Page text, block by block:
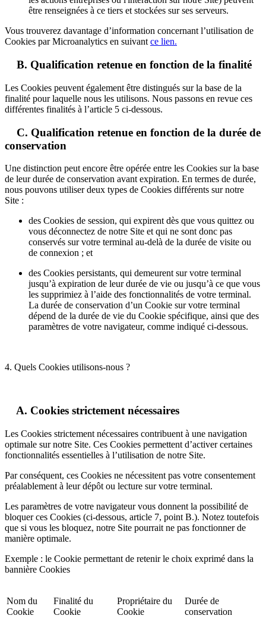
être renseignées à ce tiers et stockées sur ses serveurs.
Vous trouverez davantage d’information concernant l’utilisation de
Cookies par Microanalytics en suivantce lien.
B. Qualification retenue en fonction de la finalité
Les Cookies peuvent également être distingués sur la base de la
finalité pour laquelle nous les utilisons. Nous passons en revue ces
différentes finalités à l’article 5 ci-dessous.
C. Qualification retenue en fonction de la durée de
conservation
Une distinction peut encore être opérée entre les Cookies sur la base
de leur durée de conservation avant expiration. En termes de durée,
nous pouvons utiliser deux types de Cookies différents sur notre
Site :
des Cookies de session, qui expirent dès que vous quittez ou
vous déconnectez de notre Site et qui ne sont donc pas
conservés sur votre terminal au-delà de la durée de visite ou
de connexion ; et
des Cookies persistants, qui demeurent sur votre terminal
jusqu’à expiration de leur durée de vie ou jusqu’à ce que vous
les supprimiez à l’aide des fonctionnalités de votre terminal.
La durée de conservation d’un Cookie sur votre terminal
dépend de la durée de vie du Cookie spécifique, ainsi que des
paramètres de votre navigateur, comme indiqué ci-dessous.
4. Quels Cookies utilisons-nous ?
A. Cookies strictement nécessaires
Les Cookies strictement nécessaires contribuent à une navigation
optimale sur notre Site. Ces Cookies permettent d’activer certaines
fonctionnalités essentielles à l’utilisation de notre Site.
Par conséquent, ces Cookies ne nécessitent pas votre consentement
préalablement à leur dépôt ou lecture sur votre terminal.
Les paramètres de votre navigateur vous donnent la possibilité de
bloquer ces Cookies (ci-dessous, article 7, point B.). Notez toutefois
que si vous les bloquez, notre Site pourrait ne pas fonctionner de
manière optimale.
Exemple : le Cookie permettant de retenir le choix exprimé dans la
bannière Cookies
Nom du
Cookie
Finalité du
Cookie
Propriétaire du
Cookie
Durée de
conservation